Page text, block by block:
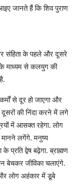
जानते हैं कि शिव पुराण
संहिता के पहले और दूसरे
माध्यम से कलयुग की
से दूर हो जाएगा और
की निंदा करने में लगे
में आसक्त रहेगा. लोग
मानने लगेंगे. मनुष्य
के प्रति द्वेष बढ़ेगा. ब्राह्मण
बेचकर जीविका चलाएंगे.
लोग अहंकार में डूबे